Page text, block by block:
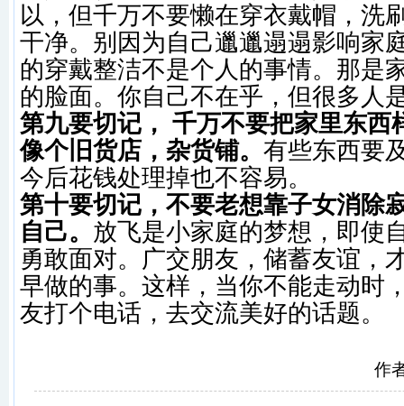
以，但千万不要懒在穿衣戴帽，洗
干净。别因为自己邋邋遢遢影响家
的穿戴整洁不是个人的事情。那是
的脸面。你自己不在乎，但很多人
第九要切记， 千万不要把家里东西
像个旧货店，杂货铺。 有些东西要
今后花钱处理掉也不容易。
第十要切记，不要老想靠子女消除
自己。 放飞是小家庭的梦想，即使
勇敢面对。广交朋友，储蓄友谊，
早做的事。这样，当你不能走动时
友打个电话，去交流美好的话题。
作